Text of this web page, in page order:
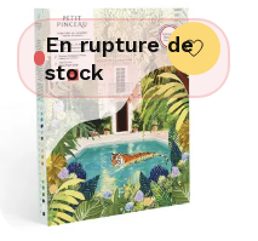
En rupture de
stock